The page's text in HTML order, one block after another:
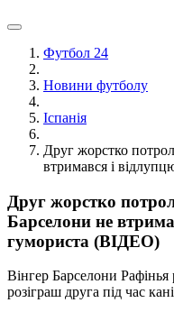
Футбол 24
Новини футболу
Іспанія
Друг жорстко
втримався і
Друг жорстко
Барселони не
гумориста (ВІДЕО)
Вінгер Барселони Рафінья
розіграш друга під час